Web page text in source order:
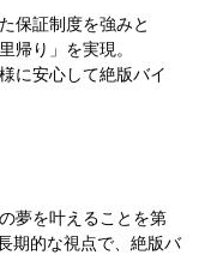
保証制度を強みと
帰り」を実現。
に安心して絶版バイ
夢を叶えることを第
期的な視点で、絶版バ